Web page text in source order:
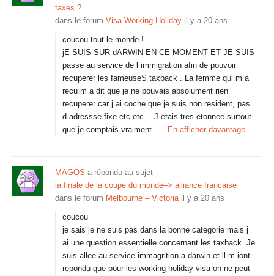
taxes ?
dans le forum Visa Working Holiday il y a 20 ans
coucou tout le monde !
jE SUIS SUR dARWIN EN CE MOMENT ET JE SUIS
passe au service de l immigration afin de pouvoir
recuperer les fameuseS taxback . La femme qui m a
recu m a dit que je ne pouvais absolument rien
recuperer car j ai coche que je suis non resident, pas
d adressse fixe etc etc… J etais tres etonnee surtout
que je comptais vraiment…
En afficher davantage
MAGOS a répondu au sujet
la finale de la coupe du monde–> alliance francaise
dans le forum Melbourne – Victoria il y a 20 ans
coucou
je sais je ne suis pas dans la bonne categorie mais j
ai une question essentielle concernant les taxback. Je
suis allee au service immagrition a darwin et il m iont
repondu que pour les working holiday visa on ne peut